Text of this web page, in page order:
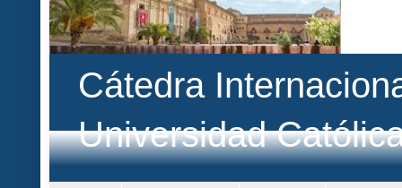
Cátedra
Universidad